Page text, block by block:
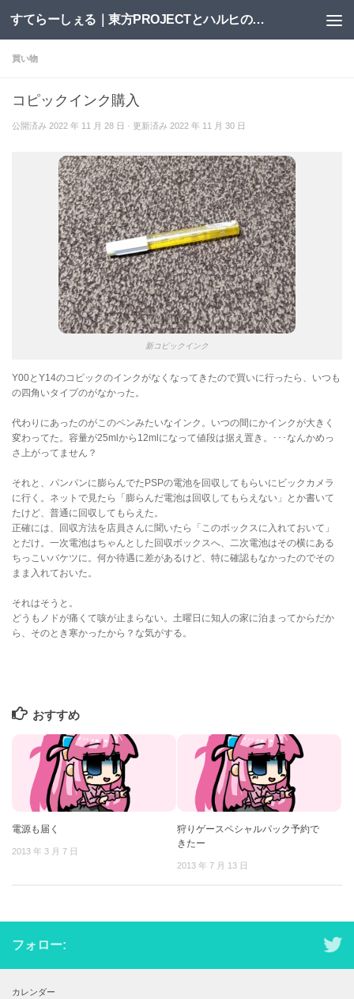
コンテンツへスキップ すてらーしぇる｜東方PROJECTとハルヒの二次創作サイト
買い物
コピックインク購入
公開済み 2022 年 11 月 28 日 · 更新済み 2022 年 11 月 30 日
新コピックインク
Y00とY14のコピックのインクがなくなってきたので買いに行ったら、いつも
の四角いタイプのがなかった。
代わりにあったのがこのペンみたいなインク。いつの間にかインクが大きく
変わってた。容量が25mlから12mlになって値段は据え置き。･･･なんかめっ
さ上がってません？
それと、パンパンに膨らんでたPSPの電池を回収してもらいにビックカメラ
に行く。ネットで見たら「膨らんだ電池は回収してもらえない」とか書いて
たけど、普通に回収してもらえた。
正確には、回収方法を店員さんに聞いたら「このボックスに入れておいて」
とだけ。一次電池はちゃんとした回収ボックスへ、二次電池はその横にある
ちっこいバケツに。何か待遇に差があるけど、特に確認もなかったのでその
まま入れておいた。
それはそうと。
どうもノドが痛くて咳が止まらない。土曜日に知人の家に泊まってからだか
ら、そのとき寒かったから？な気がする。
おすすめ
電源も届く
2013 年 3 月 7 日
狩りゲースペシャルパック予約で
きたー
2013 年 7 月 13 日
フォロー:
カレンダー